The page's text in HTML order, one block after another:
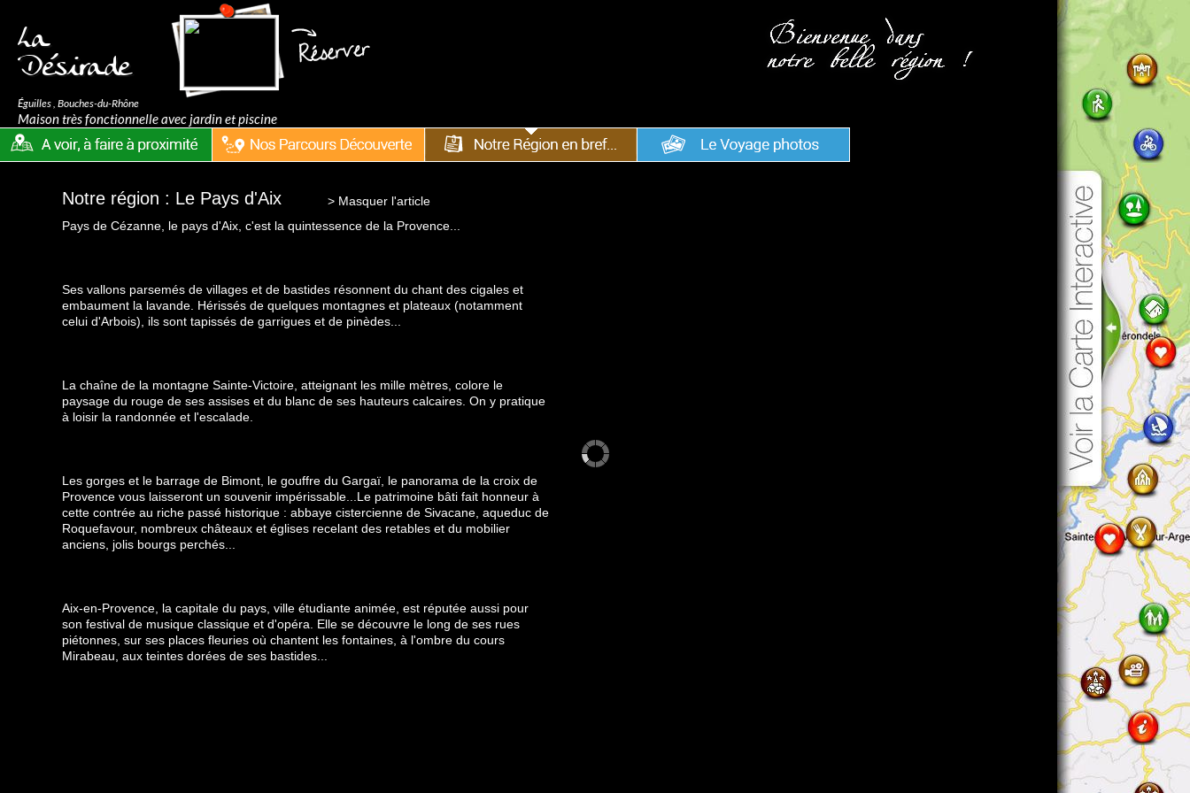
La
Désirade
Éguilles, Bouches-du-Rhône
Maison très fonctionnelle avec jardin et piscine
Notre région : Le Pays d'Aix
> Masquer l'article
Pays de Cézanne, le pays d'Aix, c'est la quintessence de la Provence...
Ses vallons parsemés de villages et de bastides résonnent du chant des cigales et
embaument la lavande. Hérissés de quelques montagnes et plateaux (notamment
celui d'Arbois), ils sont tapissés de garrigues et de pinèdes...
La chaîne de la montagne Sainte-Victoire , atteignant les mille mètres, colore le
paysage du rouge de ses assises et du blanc de ses hauteurs calcaires. On y pratique
à loisir la randonnée et l'escalade.
Les gorges et le barrage de Bimont, le gouffre du Gargaï, le panorama de la croix de
Provence vous laisseront un souvenir impérissable...Le patrimoine bâti fait honneur à
cette contrée au riche passé historique : abbaye cistercienne de Sivacane, aqueduc de
Roquefavour, nombreux châteaux et églises recelant des retables et du mobilier
anciens, jolis bourgs perchés...
Aix-en-Provence , la capitale du pays, ville étudiante animée, est réputée aussi pour
son festival de musique classique et d'opéra. Elle se découvre le long de ses rues
piétonnes, sur ses places fleuries où chantent les fontaines, à l'ombre du cours
Mirabeau, aux teintes dorées de ses bastides...